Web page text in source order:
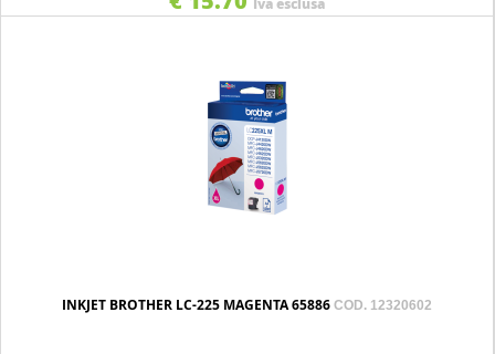
Iva esclusa
INKJET BROTHER LC-225 MAGENTA 65886 COD. 12320602